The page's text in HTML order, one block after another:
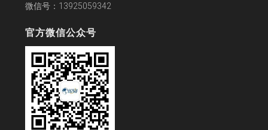
微信号：13925059342
官方微信公众号